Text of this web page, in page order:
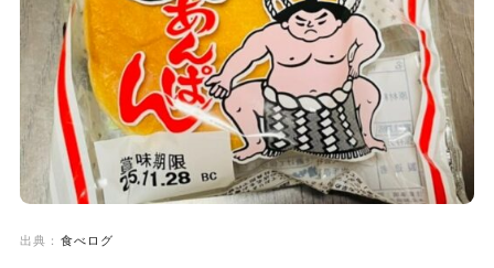
出典： 食べログ